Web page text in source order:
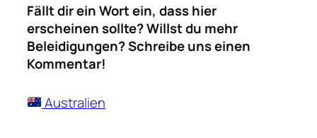
Fällt dir ein Wort ein, dass hier
erscheinen sollte? Willst du mehr
Beleidigungen? Schreibe uns einen
Kommentar!
Australien